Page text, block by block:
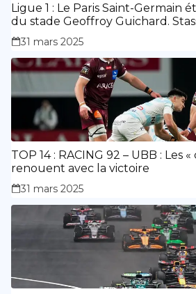
Ligue 1 : Le Paris Saint-Germain
du stade Geoffroy Guichard.
doublé de Doué.
31 mars 2025
TOP 14 : RACING 92 – UBB : Les
renouent avec la victoire
31 mars 2025